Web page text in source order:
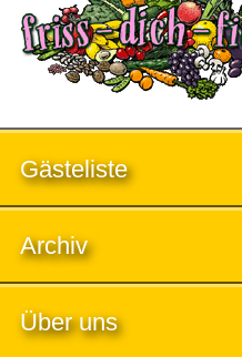
Gästeliste
Archiv
Über uns